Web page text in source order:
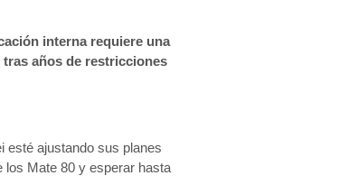
interna requiere una
años de restricciones
esté ajustando sus planes
los Mate 80 y esperar hasta